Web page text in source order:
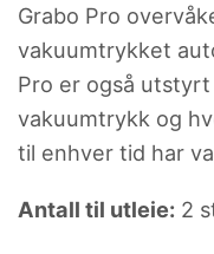
Grabo Pro
vakuumtrykket
Pro er også
vakuumtrykk og
til enhver tid har
Antall til utleie: 2